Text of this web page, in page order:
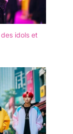
idols et